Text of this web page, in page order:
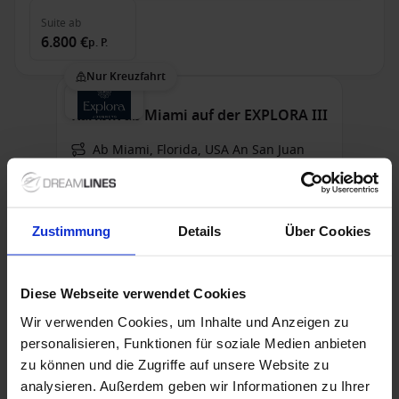
Zustimmung Details Über Cookies
Diese Webseite verwendet Cookies
Wir verwenden Cookies, um Inhalte und Anzeigen zu
personalisieren, Funktionen für soziale Medien anbieten
zu können und die Zugriffe auf unsere Website zu
analysieren. Außerdem geben wir Informationen zu Ihrer
Suite ab
6.800 €p. P.
Nur Kreuzfahrt
Karibik ab Miami auf der EXPLORA III
Ab Miami, Florida, USA An San Juan
EXPLORA III
Sonderpreise mit bis zu 30% Preisvorteil
Bis zu 199 € Bordguthaben
8 Nov. 2026 7 NächteKeine alternativen
Suite ab